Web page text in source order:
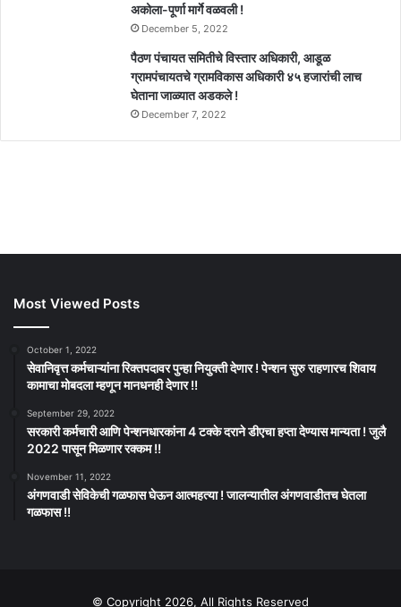
अकोला-पूर्णा मार्गे वळवली !
December 5, 2022
पैठण पंचायत समितीचे विस्तार अधिकारी, आडूळ
ग्रामपंचायतचे ग्रामविकास अधिकारी ४५ हजारांची लाच
घेताना जाळ्यात अडकले !
December 7, 2022
Most Viewed Posts
October 1, 2022
सेवानिवृत्त कर्मचाऱ्यांना रिक्तपदावर पुन्हा नियुक्ती देणार ! पेन्शन सुरु राहणारच शिवाय
कामाचा मोबदला म्हणून मानधनही देणार !!
September 29, 2022
सरकारी कर्मचारी आणि पेन्शनधारकांना 4 टक्के दराने डीएचा हप्ता देण्यास मान्यता ! जुलै
2022 पासून मिळणार रक्कम !!
November 11, 2022
अंगणवाडी सेविकेची गळफास घेऊन आत्महत्या ! जालन्यातील अंगणवाडीतच घेतला
गळफास !!
© Copyright 2026, All Rights Reserved